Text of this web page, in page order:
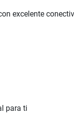
excelente
para ti